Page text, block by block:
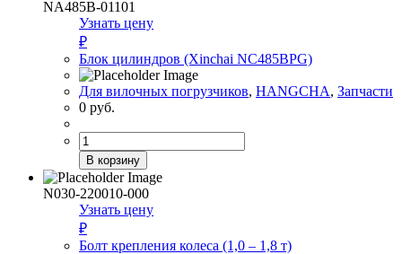
(1,0
–
3,5
т)
HC
R
NA485B-01101
Узнать цену
₽
Блок цилиндров (Xinchai NC485BPG)
Для вилочных погрузчиков, HANGCHA, Запчасти
0 руб.
Количество
товара
Блок
цилиндров
(Xinchai
NC485BPG)
В корзину
N030-220010-000
Узнать цену
₽
Болт крепления колеса (1,0 – 1,8 т)